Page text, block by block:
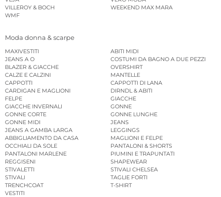
VILLEROY & BOCH
WEEKEND MAX MARA
WMF
Moda donna & scarpe
MAXIVESTITI
ABITI MIDI
JEANS A O
COSTUMI DA BAGNO A DUE PEZZI
BLAZER & GIACCHE
OVERSHIRT
CALZE E CALZINI
MANTELLE
CAPPOTTI
CAPPOTTI DI LANA
CARDIGAN E MAGLIONI
DIRNDL & ABITI
FELPE
GIACCHE
GIACCHE INVERNALI
GONNE
GONNE CORTE
GONNE LUNGHE
GONNE MIDI
JEANS
JEANS A GAMBA LARGA
LEGGINGS
ABBIGLIAMENTO DA CASA
MAGLIONI E FELPE
OCCHIALI DA SOLE
PANTALONI & SHORTS
PANTALONI MARLENE
PIUMINI E TRAPUNTATI
REGGISENI
SHAPEWEAR
STIVALETTI
STIVALI CHELSEA
STIVALI
TAGLIE FORTI
TRENCHCOAT
T-SHIRT
VESTITI